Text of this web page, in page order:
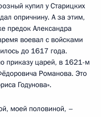
купил у Старицких
опричнину. А за этим,
предок Александра
воевал с войсками
до 1617 года.
приказу царей, в 1621-м
Романова. Это
Годунова».
моей половиной, –